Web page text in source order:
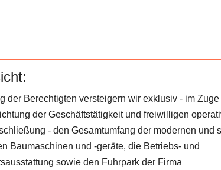
der Berechtigten versteigern wir exklusiv - im
der Geschäftstätigkeit und freiwilligen
- den Gesamtumfang der modernen und
Baumaschinen und -geräte, die Betriebs- und
sowie den Fuhrpark der Firma